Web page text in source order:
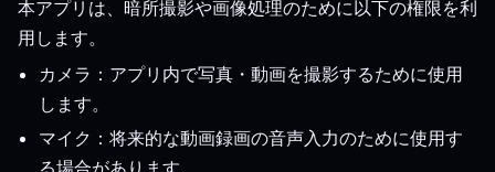
本アプリは、暗所撮影や画像処理のために以下の権限を利
用します。
カメラ：アプリ内で写真・動画を撮影するために使用
します。
マイク：将来的な動画録画の音声入力のために使用す